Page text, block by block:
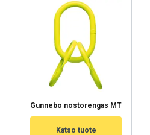
Gunnebo nostorengas MT
Katso tuote